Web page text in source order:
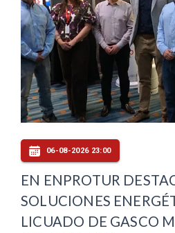
06-08-2026 23:00
EN ENPROTUR
SOLUCIONES
LICUADO DE GASCO